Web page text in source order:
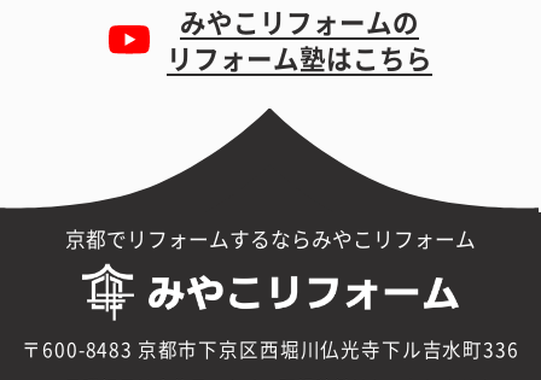
みやこリフォームの
リフォーム塾はこちら
京都でリフォームするならみやこリフォーム
〒600-8483 京都市下京区西堀川仏光寺下ル吉水町336